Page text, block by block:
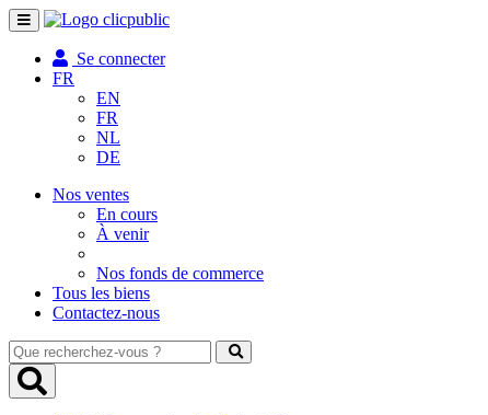
Toggle
navigation
Se connecter
FR
EN
FR
NL
DE
Nos ventes
En cours
À venir
Nos fonds de commerce
Tous les biens
Contactez-nous
Que
recherchez-
vous